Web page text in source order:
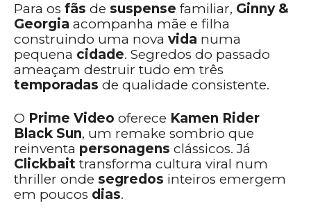
Para os fãs de suspense familiar, Ginny &
Georgia acompanha mãe e filha
construindo uma nova vida numa
pequena cidade. Segredos do passado
ameaçam destruir tudo em três
temporadas de qualidade consistente.
O Prime Video oferece Kamen Rider
Black Sun, um remake sombrio que
reinventa personagens clássicos. Já
Clickbait transforma cultura viral num
thriller onde segredos inteiros emergem
em poucos dias.